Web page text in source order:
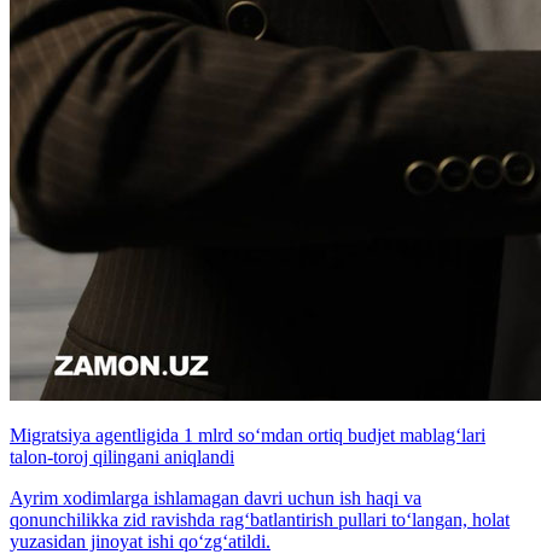
Migratsiya agentligida 1 mlrd so‘mdan ortiq budjet mablag‘lari
talon-toroj qilingani aniqlandi
Ayrim xodimlarga ishlamagan davri uchun ish haqi va
qonunchilikka zid ravishda rag‘batlantirish pullari to‘langan, holat
yuzasidan jinoyat ishi qo‘zg‘atildi.